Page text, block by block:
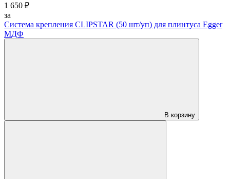
1 650 ₽
за
Система крепления CLIPSTAR (50 шт/уп) для плинтуса Egger
МДФ
В корзину